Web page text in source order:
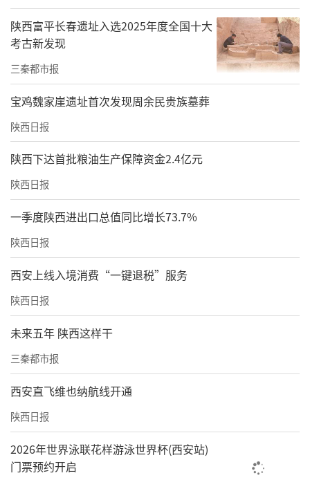
陕西富平长春遗址入选2025年度全国十大
考古新发现
三秦都市报
宝鸡魏家崖遗址首次发现周余民贵族墓葬
陕西日报
陕西下达首批粮油生产保障资金2.4亿元
陕西日报
一季度陕西进出口总值同比增长73.7%
陕西日报
西安上线入境消费“一键退税”服务
陕西日报
未来五年 陕西这样干
三秦都市报
西安直飞维也纳航线开通
陕西日报
2026年世界泳联花样游泳世界杯(西安站)
门票预约开启